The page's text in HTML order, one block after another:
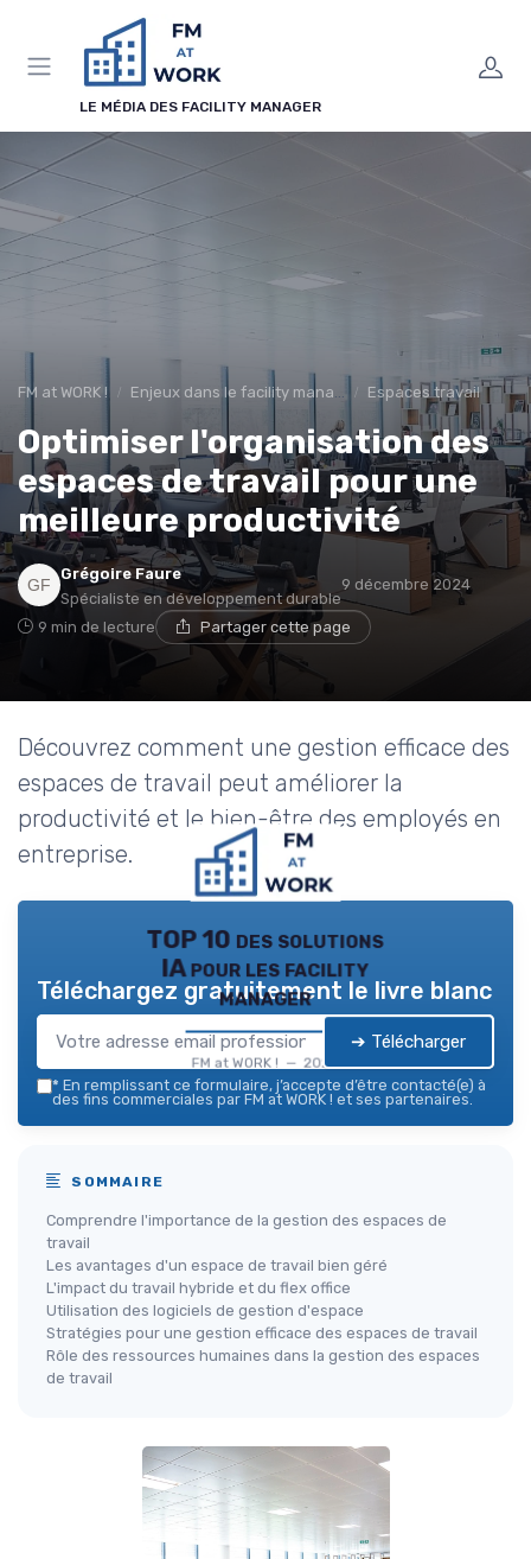
LE MÉDIA DES FACILITY MANAGER
FM at WORK ! Enjeux dans le facility management Espaces travail
Optimiser l'organisation des
espaces de travail pour une
meilleure productivité
Grégoire Faure
Spécialiste en développement durable
9 décembre 2024
9 min de lecture Partager cette page
Découvrez comment une gestion efficace des
espaces de travail peut améliorer la
productivité et le bien-être des employés en
entreprise.
TOP 10 des solutions
IA pour les facility
manager
FM at WORK ! — 2026
Téléchargez gratuitement le livre blanc
➔ Télécharger
* En remplissant ce formulaire, j’accepte d’être contacté(e) à
des fins commerciales par FM at WORK ! et ses partenaires.
SOMMAIRE
Comprendre l'importance de la gestion des espaces de
travail
Les avantages d'un espace de travail bien géré
L'impact du travail hybride et du flex office
Utilisation des logiciels de gestion d'espace
Stratégies pour une gestion efficace des espaces de travail
Rôle des ressources humaines dans la gestion des espaces
de travail
Panneau de gestion des cookies